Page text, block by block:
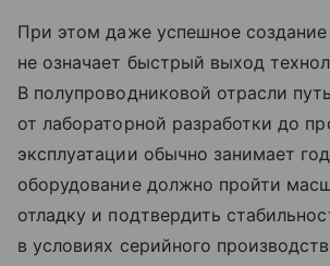
При этом даже успешное создание
не означает быстрый выход
В полупроводниковой отрасли путь
от лабораторной разработки до
эксплуатации обычно занимает
оборудование должно пройти
отладку и подтвердить
в условиях серийного